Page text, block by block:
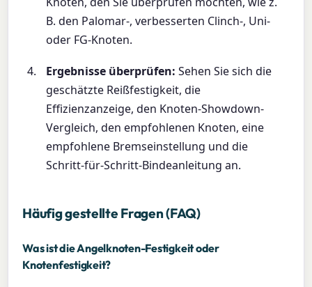
B. den Palomar-, verbesserten Clinch-, Uni-
oder FG-Knoten.
Ergebnisse überprüfen: Sehen Sie sich die
geschätzte Reißfestigkeit, die
Effizienzanzeige, den Knoten-Showdown-
Vergleich, den empfohlenen Knoten, eine
empfohlene Bremseinstellung und die
Schritt-für-Schritt-Bindeanleitung an.
Häufig gestellte Fragen (FAQ)
Was ist die Angelknoten-Festigkeit oder
Knotenfestigkeit?